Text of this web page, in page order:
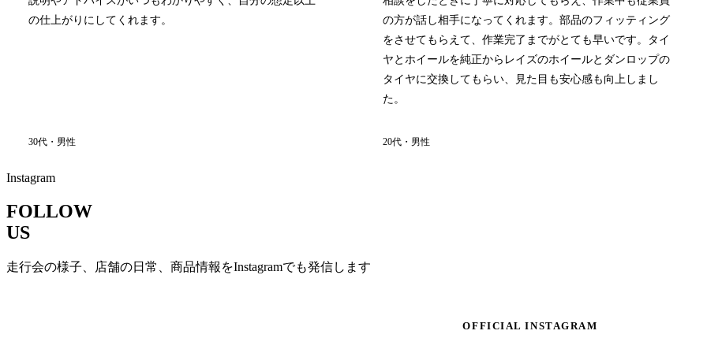
の仕上がりにしてくれます。
30代・男性
の方が話し相手になってくれます。部品のフィッティング
をさせてもらえて、作業完了までがとても早いです。タイ
ヤとホイールを純正からレイズのホイールとダンロップの
タイヤに交換してもらい、見た目も安心感も向上しまし
た。
20代・男性
Instagram
FOLLOW
US
走行会の様子、店舗の日常、商品情報をInstagramでも発信します
OFFICIAL INSTAGRAM